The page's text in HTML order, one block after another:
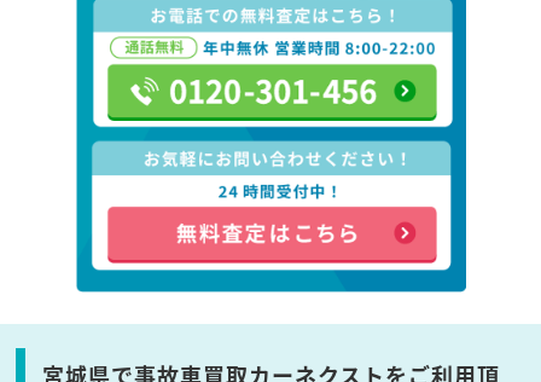
宮城県で事故車買取カーネクストをご利用頂